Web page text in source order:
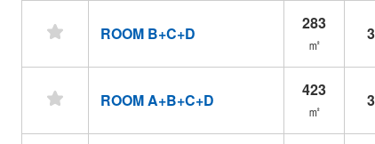
ROOM B+C+D
283
㎡
3
ROOM A+B+C+D
423
㎡
3